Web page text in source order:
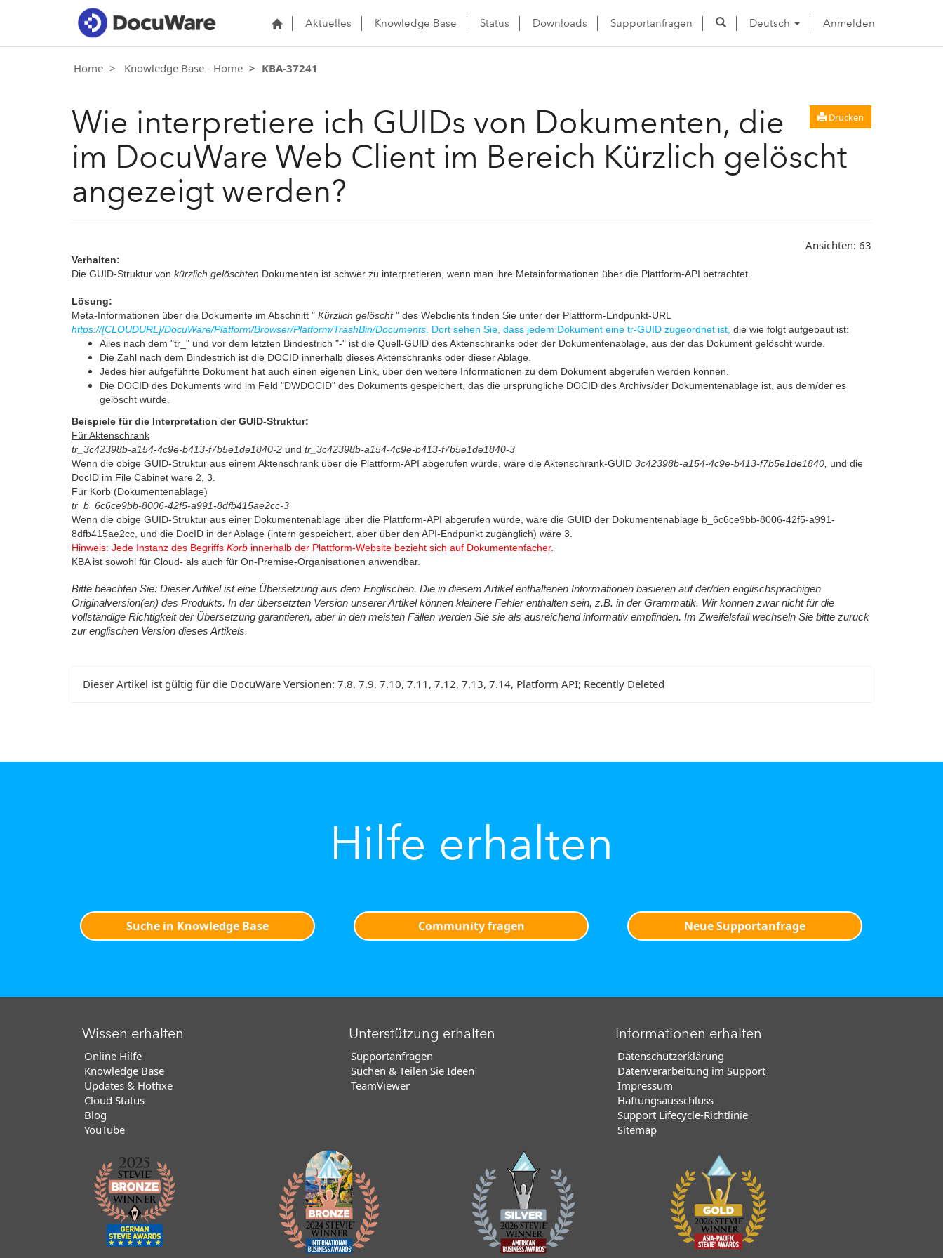
Aktuelles Knowledge Base Status Downloads Supportanfragen Deutsch Anmelden
Home Knowledge Base - Home KBA-37241
Drucken
Wie interpretiere ich GUIDs von Dokumenten, die
im DocuWare Web Client im Bereich Kürzlich gelöscht
angezeigt werden?
Ansichten: 63
Verhalten:
Die GUID-Struktur von kürzlich gelöschten Dokumenten ist schwer zu interpretieren, wenn man ihre Metainformationen über die Plattform-API betrachtet.
Lösung:
Meta-Informationen über die Dokumente im Abschnitt " Kürzlich gelöscht" des Webclients finden Sie unter der Plattform-Endpunkt-URL
https://[CLOUDURL]/DocuWare/Platform/Browser/Platform/TrashBin/Documents Dort sehen Sie, dass jedem Dokument eine tr-GUID zugeordnet ist, die wie folgt aufgebaut ist:
Alles nach dem "tr_" und vor dem letzten Bindestrich "-" ist die Quell-GUID des Aktenschranks oder der Dokumentenablage, aus der das Dokument gelöscht wurde.
Die Zahl nach dem Bindestrich ist die DOCID innerhalb dieses Aktenschranks oder dieser Ablage.
Jedes hier aufgeführte Dokument hat auch einen eigenen Link, über den weitere Informationen zu dem Dokument abgerufen werden können.
Die DOCID des Dokuments wird im Feld "DWDOCID" des Dokuments gespeichert, das die ursprüngliche DOCID des Archivs/der Dokumentenablage ist, aus dem/der es
gelöscht wurde.
Beispiele für die Interpretation der GUID-Struktur:
Für Aktenschrank
tr_3c42398b-a154-4c9e-b413-f7b5e1de1840-2 und tr_3c42398b-a154-4c9e-b413-f7b5e1de1840-3
Wenn die obige GUID-Struktur aus einem Aktenschrank über die Plattform-API abgerufen würde, wäre die Aktenschrank-GUID 3c42398b-a154-4c9e-b413-f7b5e1de1840, und die
DocID im File Cabinet wäre 2, 3.
Für Korb (Dokumentenablage)
tr_b_6c6ce9bb-8006-42f5-a991-8dfb415ae2cc-3
Wenn die obige GUID-Struktur aus einer Dokumentenablage über die Plattform-API abgerufen würde, wäre die GUID der Dokumentenablage b_6c6ce9bb-8006-42f5-a991-
8dfb415ae2cc, und die DocID in der Ablage (intern gespeichert, aber über den API-Endpunkt zugänglich) wäre 3.
Hinweis: Jede Instanz des Begriffs Korb innerhalb der Plattform-Website bezieht sich auf Dokumentenfächer.
KBA ist sowohl für Cloud- als auch für On-Premise-Organisationen anwendbar.
Bitte beachten Sie: Dieser Artikel ist eine Übersetzung aus dem Englischen. Die in diesem Artikel enthaltenen Informationen basieren auf der/den englischsprachigen
Originalversion(en) des Produkts. In der übersetzten Version unserer Artikel können kleinere Fehler enthalten sein, z.B. in der Grammatik. Wir können zwar nicht für die
vollständige Richtigkeit der Übersetzung garantieren, aber in den meisten Fällen werden Sie sie als ausreichend informativ empfinden. Im Zweifelsfall wechseln Sie bitte zurück
zur englischen Version dieses Artikels.
Dieser Artikel ist gültig für die DocuWare Versionen: 7.8, 7.9, 7.10, 7.11, 7.12, 7.13, 7.14, Platform API; Recently Deleted
Hilfe erhalten
Suche in Knowledge Base Community fragen Neue Supportanfrage
Wissen erhalten
Online Hilfe
Knowledge Base
Updates & Hotfixe
Cloud Status
Blog
YouTube
Unterstützung erhalten
Supportanfragen
Suchen & Teilen Sie Ideen
TeamViewer
Informationen erhalten
Datenschutzerklärung
Datenverarbeitung im Support
Impressum
Haftungsausschluss
Support Lifecycle-Richtlinie
Sitemap